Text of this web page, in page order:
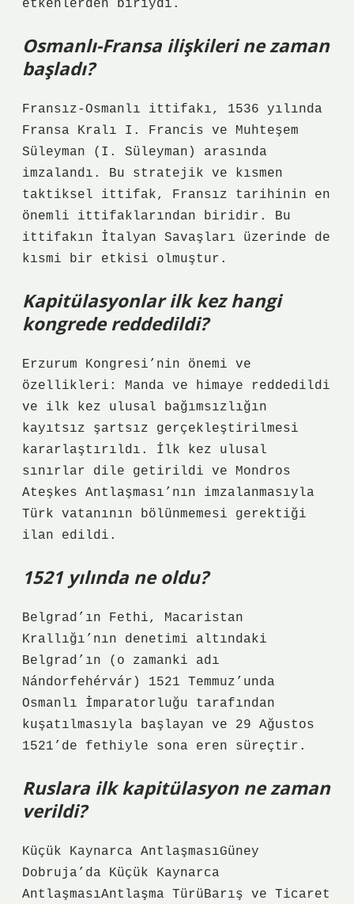
etkenlerden biriydi.
Osmanlı-Fransa ilişkileri ne zaman
başladı?
Fransız-Osmanlı ittifakı, 1536 yılında
Fransa Kralı I. Francis ve Muhteşem
Süleyman (I. Süleyman) arasında
imzalandı. Bu stratejik ve kısmen
taktiksel ittifak, Fransız tarihinin en
önemli ittifaklarından biridir. Bu
ittifakın İtalyan Savaşları üzerinde de
kısmi bir etkisi olmuştur.
Kapitülasyonlar ilk kez hangi
kongrede reddedildi?
Erzurum Kongresi’nin önemi ve
özellikleri: Manda ve himaye reddedildi
ve ilk kez ulusal bağımsızlığın
kayıtsız şartsız gerçekleştirilmesi
kararlaştırıldı. İlk kez ulusal
sınırlar dile getirildi ve Mondros
Ateşkes Antlaşması’nın imzalanmasıyla
Türk vatanının bölünmemesi gerektiği
ilan edildi.
1521 yılında ne oldu?
Belgrad’ın Fethi, Macaristan
Krallığı’nın denetimi altındaki
Belgrad’ın (o zamanki adı
Nándorfehérvár) 1521 Temmuz’unda
Osmanlı İmparatorluğu tarafından
kuşatılmasıyla başlayan ve 29 Ağustos
1521’de fethiyle sona eren süreçtir.
Ruslara ilk kapitülasyon ne zaman
verildi?
Küçük Kaynarca AntlaşmasıGüney
Dobruja’da Küçük Kaynarca
AntlaşmasıAntlaşma TürüBarış ve Ticaret